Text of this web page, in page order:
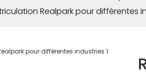
Realpark pour différentes